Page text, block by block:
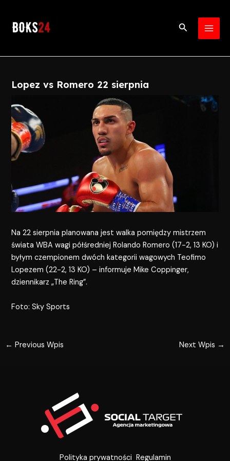
content
Search
Lopez vs Romero 22 sierpnia
Na 22 sierpnia planowana jest walka pomiędzy mistrzem
świata WBA wagi półśredniej Rolando Romero (17-2, 13 KO) i
byłym czempionem dwóch kategorii wagowych Teofimo
Lopezem (22-2, 13 KO) – informuje Mike Coppinger,
dziennikarz „The Ring”.
Foto: Sky Sports
← Previous Wpis Next Wpis →
Polityka prywatności Regulamin